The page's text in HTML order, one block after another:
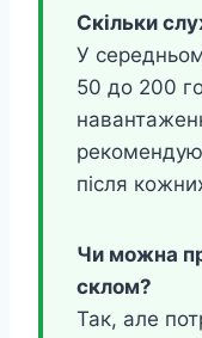
Скільки
У
50 до 200
після
Чи можна
склом?
Так, але